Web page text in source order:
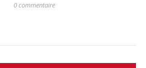
0 commentaire